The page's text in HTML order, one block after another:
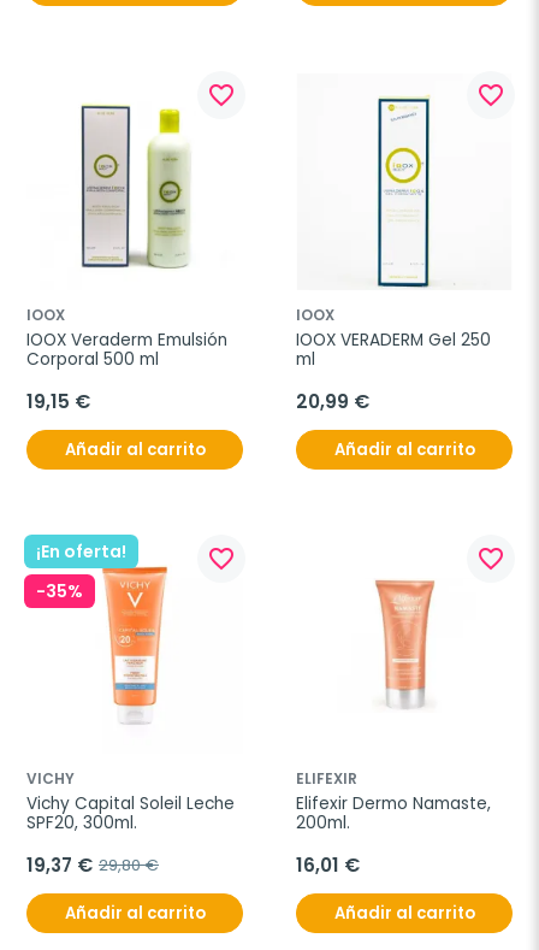
favorite_border
IOOX
IOOX Veraderm Emulsión
Corporal 500 ml
19,15 €
Añadir al carrito
favorite_border
IOOX
IOOX VERADERM Gel 250
ml
20,99 €
Añadir al carrito
¡En oferta!
-35%
favorite_border
VICHY
Vichy Capital Soleil Leche
SPF20, 300ml.
19,37 € 29,80 €
Añadir al carrito
favorite_border
ELIFEXIR
Elifexir Dermo Namaste,
200ml.
16,01 €
Añadir al carrito